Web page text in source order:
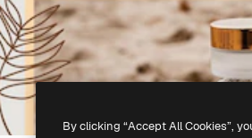
By clicking “Accept All Cookies”,